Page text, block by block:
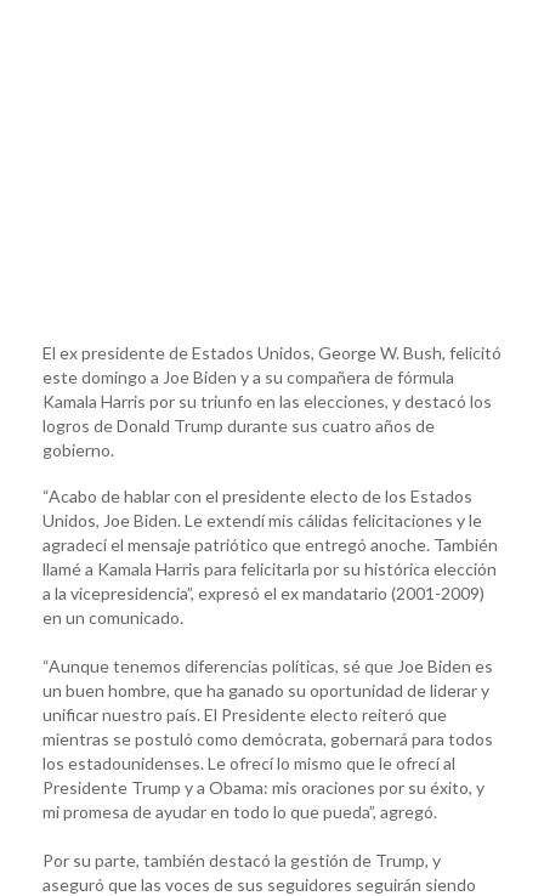
El ex presidente de Estados Unidos, George W. Bush, felicitó
este domingo a Joe Biden y a su compañera de fórmula
Kamala Harris por su triunfo en las elecciones, y destacó los
logros de Donald Trump durante sus cuatro años de
gobierno.
“Acabo de hablar con el presidente electo de los Estados
Unidos, Joe Biden. Le extendí mis cálidas felicitaciones y le
agradecí el mensaje patriótico que entregó anoche. También
llamé a Kamala Harris para felicitarla por su histórica elección
a la vicepresidencia”, expresó el ex mandatario (2001-2009)
en un comunicado.
“Aunque tenemos diferencias políticas, sé que Joe Biden es
un buen hombre, que ha ganado su oportunidad de liderar y
unificar nuestro país. El Presidente electo reiteró que
mientras se postuló como demócrata, gobernará para todos
los estadounidenses. Le ofrecí lo mismo que le ofrecí al
Presidente Trump y a Obama: mis oraciones por su éxito, y
mi promesa de ayudar en todo lo que pueda”, agregó.
Por su parte, también destacó la gestión de Trump, y
aseguró que las voces de sus seguidores seguirán siendo